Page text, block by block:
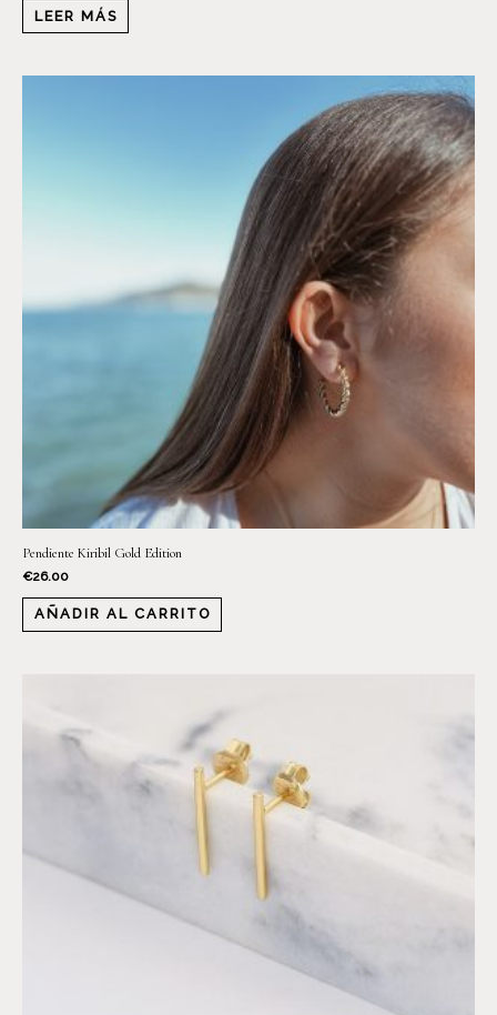
LEER MÁS
Pendiente Kiribil Gold Edition
€26.00
AÑADIR AL CARRITO